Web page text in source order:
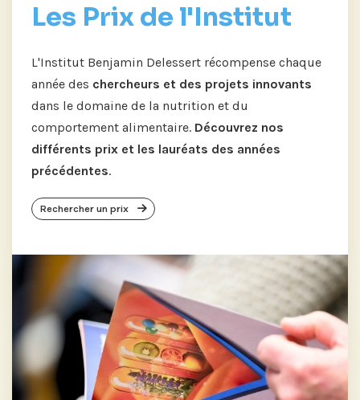
Les Prix de l'Institut
L'Institut Benjamin Delessert récompense chaque
année des chercheurs et des projets innovants
dans le domaine de la nutrition et du
comportement alimentaire. Découvrez nos
différents prix et les lauréats des années
précédentes.
Rechercher un prix